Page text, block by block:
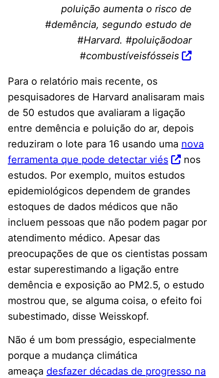
poluição aumenta o risco de
#demência, segundo estudo de
#Harvard. #poluiçãodoar
#combustíveisfósseis
Para o relatório mais recente, os
pesquisadores de Harvard analisaram mais
de 50 estudos que avaliaram a ligação
entre demência e poluição do ar, depois
reduziram o lote para 16 usando uma nova
ferramenta que pode detectar viés
nos
estudos. Por exemplo, muitos estudos
epidemiológicos dependem de grandes
estoques de dados médicos que não
incluem pessoas que não podem pagar por
atendimento médico. Apesar das
preocupações de que os cientistas possam
estar superestimando a ligação entre
demência e exposição ao PM2.5, o estudo
mostrou que, se alguma coisa, o efeito foi
subestimado, disse Weisskopf.
Não é um bom presságio, especialmente
porque a mudança climática
ameaça desfazer décadas de progresso na